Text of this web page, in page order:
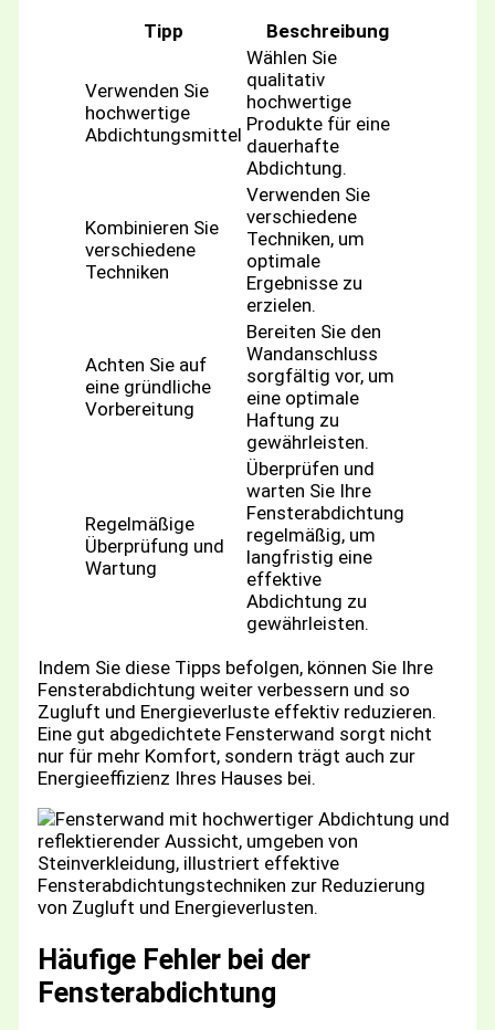
Tipp
Beschreibung
Verwenden Sie
hochwertige
Abdichtungsmittel
Wählen Sie
qualitativ
hochwertige
Produkte für eine
dauerhafte
Abdichtung.
Kombinieren Sie
verschiedene
Techniken
Verwenden Sie
verschiedene
Techniken, um
optimale
Ergebnisse zu
erzielen.
Achten Sie auf
eine gründliche
Vorbereitung
Bereiten Sie den
Wandanschluss
sorgfältig vor, um
eine optimale
Haftung zu
gewährleisten.
Regelmäßige
Überprüfung und
Wartung
Überprüfen und
warten Sie Ihre
Fensterabdichtung
regelmäßig, um
langfristig eine
effektive
Abdichtung zu
gewährleisten.
Indem Sie diese Tipps befolgen, können Sie Ihre
Fensterabdichtung weiter verbessern und so
Zugluft und Energieverluste effektiv reduzieren.
Eine gut abgedichtete Fensterwand sorgt nicht
nur für mehr Komfort, sondern trägt auch zur
Energieeffizienz Ihres Hauses bei.
Häufige Fehler bei der
Fensterabdichtung